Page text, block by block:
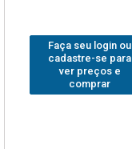
Faça seu login ou
cadastre-se para
ver preços e
comprar